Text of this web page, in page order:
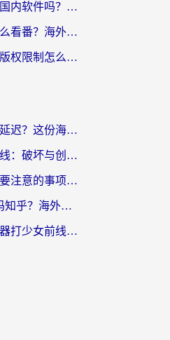
在国外能正常使用国内软件吗？海外党亲测有效的无缝访问指南
哔哩哔哩在国外怎么看番？海外党追剧看片的终极解决方案
在国外想看爱奇艺版权限制怎么办？海外华人必看的追剧自由指南
国外打重生细胞有延迟？这份海外畅玩国服游戏加速器终极指南请收好
在欧洲能玩堡垒前线：破坏与创造吗？海外党国服游戏不卡顿的秘密
国外玩星战前夜需要注意的事项：一份来自老玩家的网络生存指南
在国外能玩剑灵2吗知乎？海外党亲测有效的国服游戏加速指南
在国外用什么加速器打少女前线：云图计划不卡？一个老玩家的掏心分享